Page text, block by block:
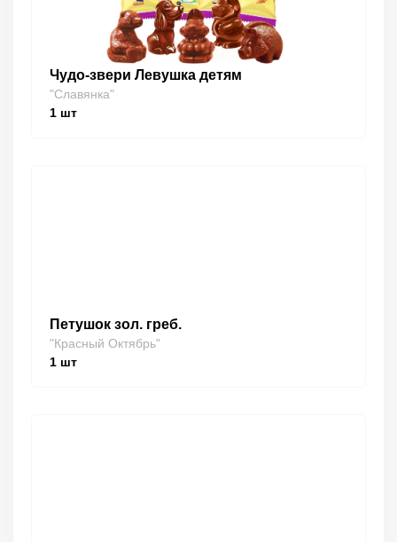
Чудо-звери Левушка детям
"Славянка"
1 шт
Петушок зол. греб.
"Красный Октябрь"
1 шт